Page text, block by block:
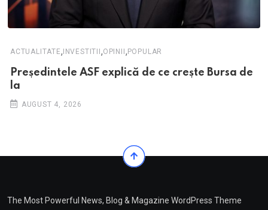
ACTUALITATE, INVESTITII ,OPINII , POPULAR
Președintele ASF explică de ce crește Bursa de
la
AUGUST 4, 2026
The Most Powerful News, Blog & Magazine WordPress Theme